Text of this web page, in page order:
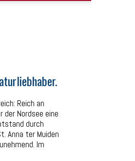
Reich an
Nordsee eine
durch
Anna ter Muiden
Im